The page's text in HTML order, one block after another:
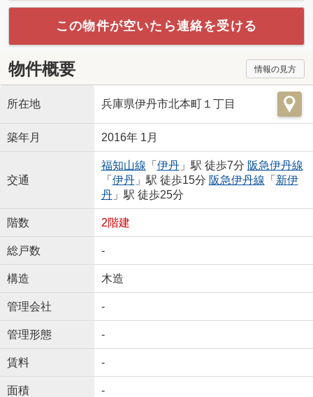
この物件が空いたら連絡を受ける
物件概要 情報の見方
所在地 兵庫県伊丹市北本町１丁目
築年月 2016年 1月
交通
福知山線 「 伊丹」駅 徒歩7分 阪急伊丹線
「 伊丹」駅 徒歩15分 阪急伊丹線 「 新伊
丹」駅 徒歩25分
階数 2階建
総戸数 -
構造 木造
管理会社 -
管理形態 -
賃料 -
面積 -